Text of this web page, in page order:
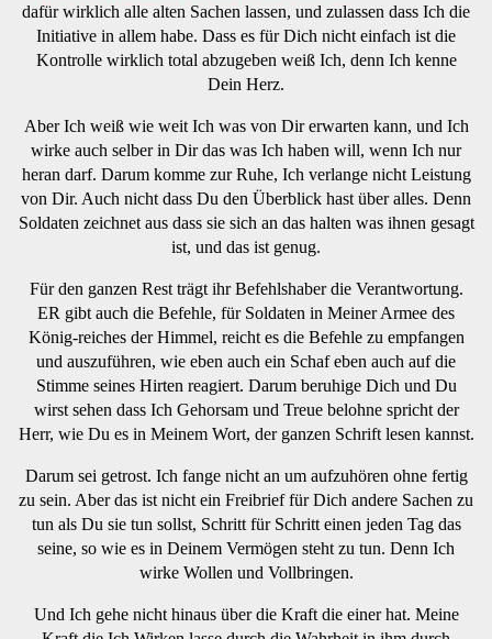
dafür wirklich alle alten Sachen lassen, und zulassen dass Ich die
Initiative in allem habe. Dass es für Dich nicht einfach ist die
Kontrolle wirklich total abzugeben weiß Ich, denn Ich kenne
Dein Herz.
Aber Ich weiß wie weit Ich was von Dir erwarten kann, und Ich
wirke auch selber in Dir das was Ich haben will, wenn Ich nur
heran darf. Darum komme zur Ruhe, Ich verlange nicht Leistung
von Dir. Auch nicht dass Du den Überblick hast über alles. Denn
Soldaten zeichnet aus dass sie sich an das halten was ihnen gesagt
ist, und das ist genug.
Für den ganzen Rest trägt ihr Befehlshaber die Verantwortung.
ER gibt auch die Befehle, für Soldaten in Meiner Armee des
König-reiches der Himmel, reicht es die Befehle zu empfangen
und auszuführen, wie eben auch ein Schaf eben auch auf die
Stimme seines Hirten reagiert. Darum beruhige Dich und Du
wirst sehen dass Ich Gehorsam und Treue belohne spricht der
Herr, wie Du es in Meinem Wort, der ganzen Schrift lesen kannst.
Darum sei getrost. Ich fange nicht an um aufzuhören ohne fertig
zu sein. Aber das ist nicht ein Freibrief für Dich andere Sachen zu
tun als Du sie tun sollst, Schritt für Schritt einen jeden Tag das
seine, so wie es in Deinem Vermögen steht zu tun. Denn Ich
wirke Wollen und Vollbringen.
Und Ich gehe nicht hinaus über die Kraft die einer hat. Meine